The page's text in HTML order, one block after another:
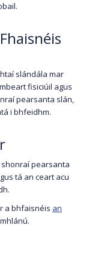
slándála mar
fisiciúil agus
pearsanta slán,
i bhfeidhm.
shonraí pearsanta
tá an ceart acu
a bhfaisnéis an